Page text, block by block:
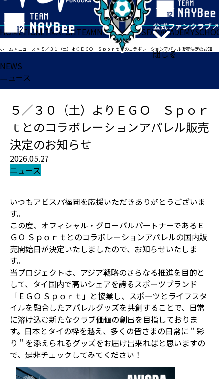
閉じる
HOMETICKETMATCHTEAMNEWSGOODSFANACADEMY
ホーム >ニュース > ５／３０（土）よりＥＧＯ Ｓｐｏｒｔとのコラボレーションアパレル販売決定のお知らせ
NEWS
ニュース
５／３０（土）よりＥＧＯ Ｓｐｏｒ
ｔとのコラボレーションアパレル販売
決定のお知らせ
2026.05.27
ニュース
いつもアビスパ福岡を応援いただきありがとうございま
す。
この度、オフィシャル・グローバルパートナーであるＥ
ＧＯ Ｓｐｏｒｔとのコラボレーションアパレルの国内販
売開始日が決定いたしましたので、お知らせいたしま
す。
当プロジェクトは、アジア戦略のさらなる推進を目的と
して、タイ国内で高いシェアを誇るスポーツブランド
「ＥＧＯ Ｓｐｏｒｔ」と協業し、スポーツとライフスタ
イルを融合したアパレルグッズを共創することで、日常
に溶け込む新たなクラブ価値の創出を目指しておりま
す。日本とタイの枠を越え、多くの皆さまの日常に＂彩
り＂を添えられるグッズをお届け出来ればと思いますの
で、是非チェックしてみてください！